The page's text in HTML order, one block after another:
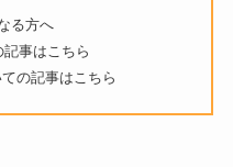
る方へ
記事はこちら
の記事はこちら